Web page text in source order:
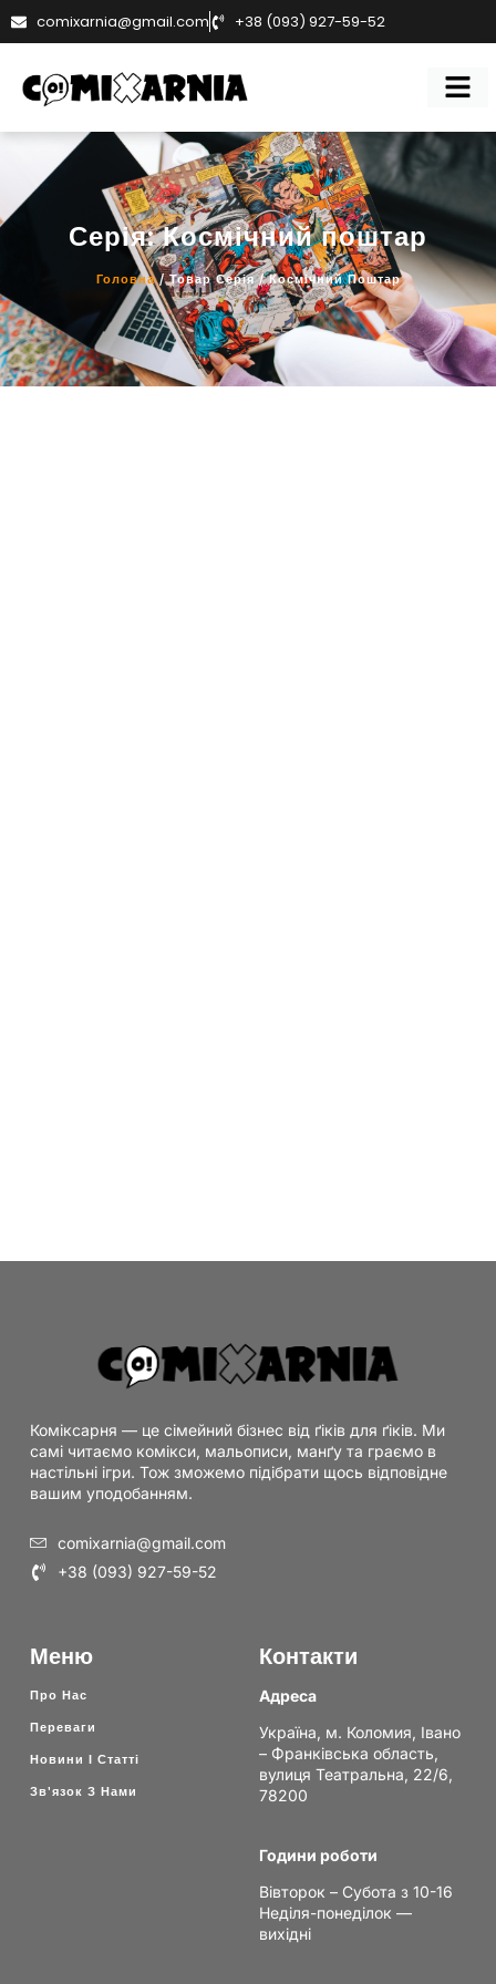
comixarnia@gmail.com +38 (093) 927-59-52
Серія: Космічний поштар
Головна/ Товар Серія / Космічний Поштар
Коміксарня — це сімейний бізнес від ґіків для ґіків. Ми
самі читаємо комікси, мальописи, манґу та граємо в
настільні ігри. Тож зможемо підібрати щось відповідне
вашим уподобанням.
comixarnia@gmail.com
+38 (093) 927-59-52
Меню
Про Нас
Переваги
Новини І Статті
Зв'язок З Нами
Контакти
Адреса
Україна, м. Коломия, Івано
– Франківська область,
вулиця Театральна, 22/6,
78200
Години роботи
Вівторок – Субота з 10-16
Неділя-понеділок —
вихідні